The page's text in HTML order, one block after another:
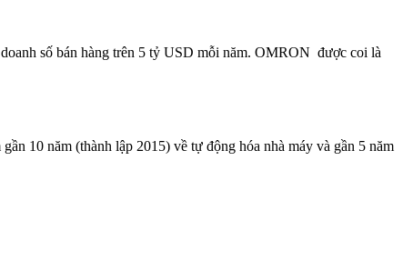
số bán hàng trên 5 tỷ USD mỗi năm. OMRON được coi là
năm (thành lập 2015) về tự động hóa nhà máy và gần 5 năm